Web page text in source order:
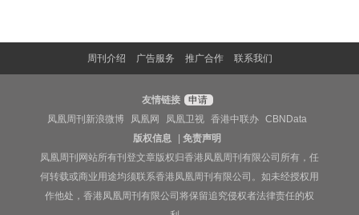
周刊介绍 广告服务 推广合作 联系我们
友情链接
申请
凤凰周刊新浪微博
凤凰网 凤凰卫视 香港中联办
CBNData
版权信息
|免责声明
凤凰周刊网站所有刊登文章版权归香港凤凰周刊有限公司所有，任
何转载或商业用途均须联系香港凤凰周刊有限公司。如未经授权用
作他处，香港凤凰周刊有限公司将保留追究侵权者法律责任的权